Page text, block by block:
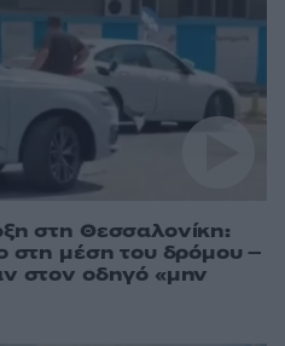
στη Θεσσαλονίκη:
στη μέση του δρόμου –
στον οδηγό «μην